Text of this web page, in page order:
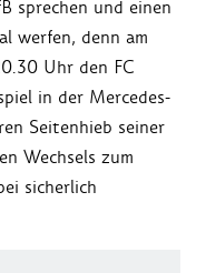
sprechen und einen
werfen, denn am
Uhr den FC
in der Mercedes-
Seitenhieb seiner
Wechsels zum
sicherlich